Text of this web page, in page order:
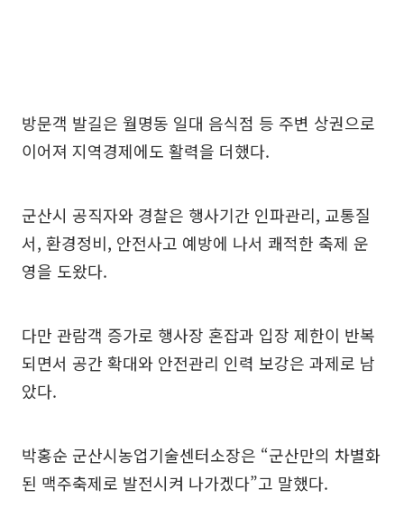
방문객 발길은 월명동 일대 음식점 등 주변 상권으로
이어져 지역경제에도 활력을 더했다.
군산시 공직자와 경찰은 행사기간 인파관리, 교통질
서, 환경정비, 안전사고 예방에 나서 쾌적한 축제 운
영을 도왔다.
다만 관람객 증가로 행사장 혼잡과 입장 제한이 반복
되면서 공간 확대와 안전관리 인력 보강은 과제로 남
았다.
박홍순 군산시농업기술센터소장은 “군산만의 차별화
된 맥주축제로 발전시켜 나가겠다”고 말했다.